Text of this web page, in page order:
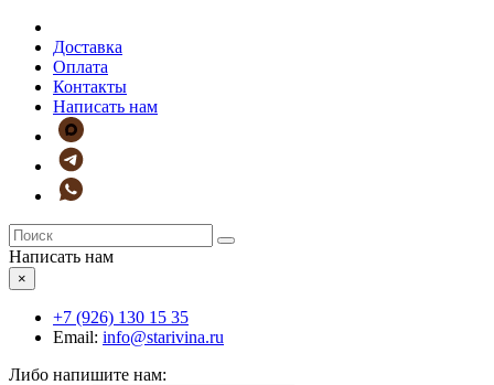
Доставка
Оплата
Контакты
Написать нам
Написать нам
×
+7 (926) 130 15 35
Email: info@starivina.ru
Либо напишите нам: